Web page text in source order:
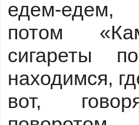
едем-едем,
потом
сигареты
находимся,
вот,